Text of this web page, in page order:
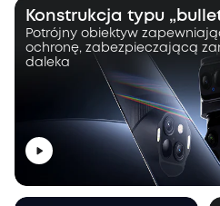
Konstrukcja typu
Potrójny obiektyw
ochronę, zabezpieczającą
daleka